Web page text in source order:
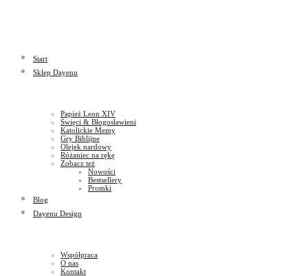
God
Start
Sklep Dayenu
Papież Leon XIV
Święci & Błogosławieni
Katolickie Memy
Gry Biblijne
Olejek nardowy
Różaniec na rękę
Zobacz też
Nowości
Bestsellery
Promki
Blog
Dayenu Design
Współpraca
O nas
Kontakt